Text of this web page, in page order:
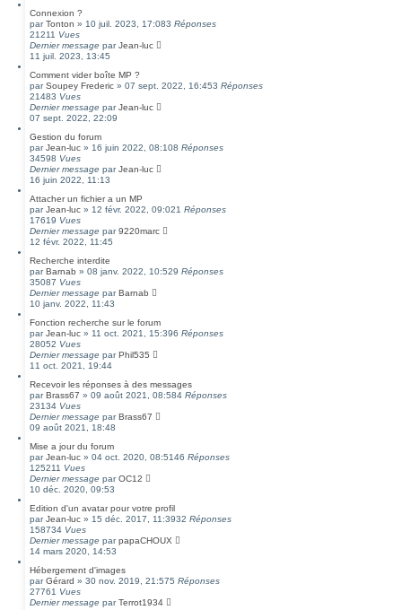
Connexion ?
parTonton » 10 juil. 2023, 17:083 Réponses
21211 Vues
Dernier message parJean-luc
11 juil. 2023, 13:45
Comment vider boîte MP ?
parSoupey Frederic » 07 sept. 2022, 16:453 Réponses
21483 Vues
Dernier message parJean-luc
07 sept. 2022, 22:09
Gestion du forum
parJean-luc » 16 juin 2022, 08:108 Réponses
34598 Vues
Dernier message parJean-luc
16 juin 2022, 11:13
Attacher un fichier a un MP
parJean-luc » 12 févr. 2022, 09:021 Réponses
17619 Vues
Dernier message par9220marc
12 févr. 2022, 11:45
Recherche interdite
parBarnab » 08 janv. 2022, 10:529 Réponses
35087 Vues
Dernier message parBarnab
10 janv. 2022, 11:43
Fonction recherche sur le forum
parJean-luc » 11 oct. 2021, 15:396 Réponses
28052 Vues
Dernier message parPhil535
11 oct. 2021, 19:44
Recevoir les réponses à des messages
parBrass67 » 09 août 2021, 08:584 Réponses
23134 Vues
Dernier message parBrass67
09 août 2021, 18:48
Mise a jour du forum
parJean-luc » 04 oct. 2020, 08:5146 Réponses
125211 Vues
Dernier message parOC12
10 déc. 2020, 09:53
Edition d'un avatar pour votre profil
parJean-luc » 15 déc. 2017, 11:3932 Réponses
158734 Vues
Dernier message parpapaCHOUX
14 mars 2020, 14:53
Hébergement d'images
parGérard » 30 nov. 2019, 21:575 Réponses
27761 Vues
Dernier message parTerrot1934